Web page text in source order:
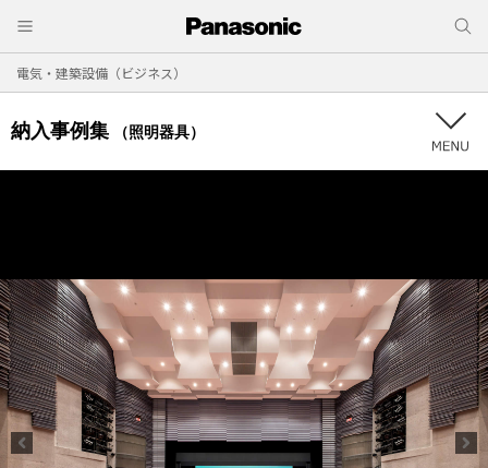
電気・建築設備（ビジネス）
納入事例集 （照明器具）